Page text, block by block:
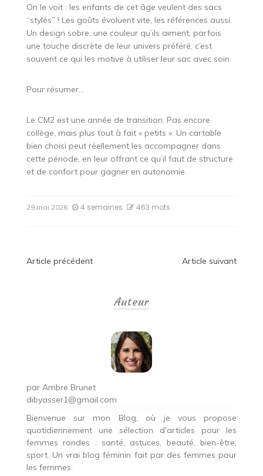
On le voit : les enfants de cet âge veulent des sacs
“stylés” ! Les goûts évoluent vite, les références aussi.
Un design sobre, une couleur qu’ils aiment, parfois
une touche discrète de leur univers préféré, c’est
souvent ce qui les motive à utiliser leur sac avec soin.
Pour résumer…
Le CM2 est une année de transition. Pas encore
collège, mais plus tout à fait « petits ». Un cartable
bien choisi peut réellement les accompagner dans
cette période, en leur offrant ce qu’il faut de structure
et de confort pour gagner en autonomie.
29 mai 2026 4 semaines 463 mots
Navigation
Article précédent Article suivant
Auteur
par Ambre Brunet
dibyasser1@gmail.com
Bienvenue sur mon Blog, où je vous propose
quotidiennement une sélection d'articles pour les
femmes rondes : santé, astuces, beauté, bien-être,
sport. Un vrai blog féminin fait par des femmes pour
les femmes.